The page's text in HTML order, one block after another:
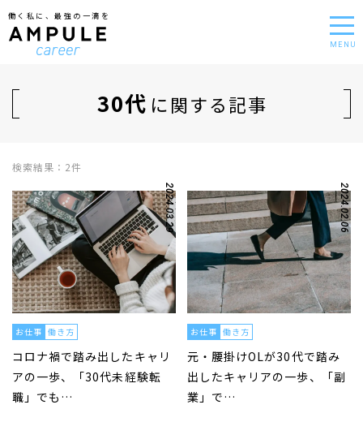
働く私に、最強の一滴を
MENU
30代 に関する記事
検索結果：2件
2024.03.29
お仕事 働き方
コロナ禍で踏み出したキャリ
アの一歩、「30代未経験転
職」でも…
2024.02.06
お仕事 働き方
元・腰掛けOLが30代で踏み
出したキャリアの一歩、「副
業」で…